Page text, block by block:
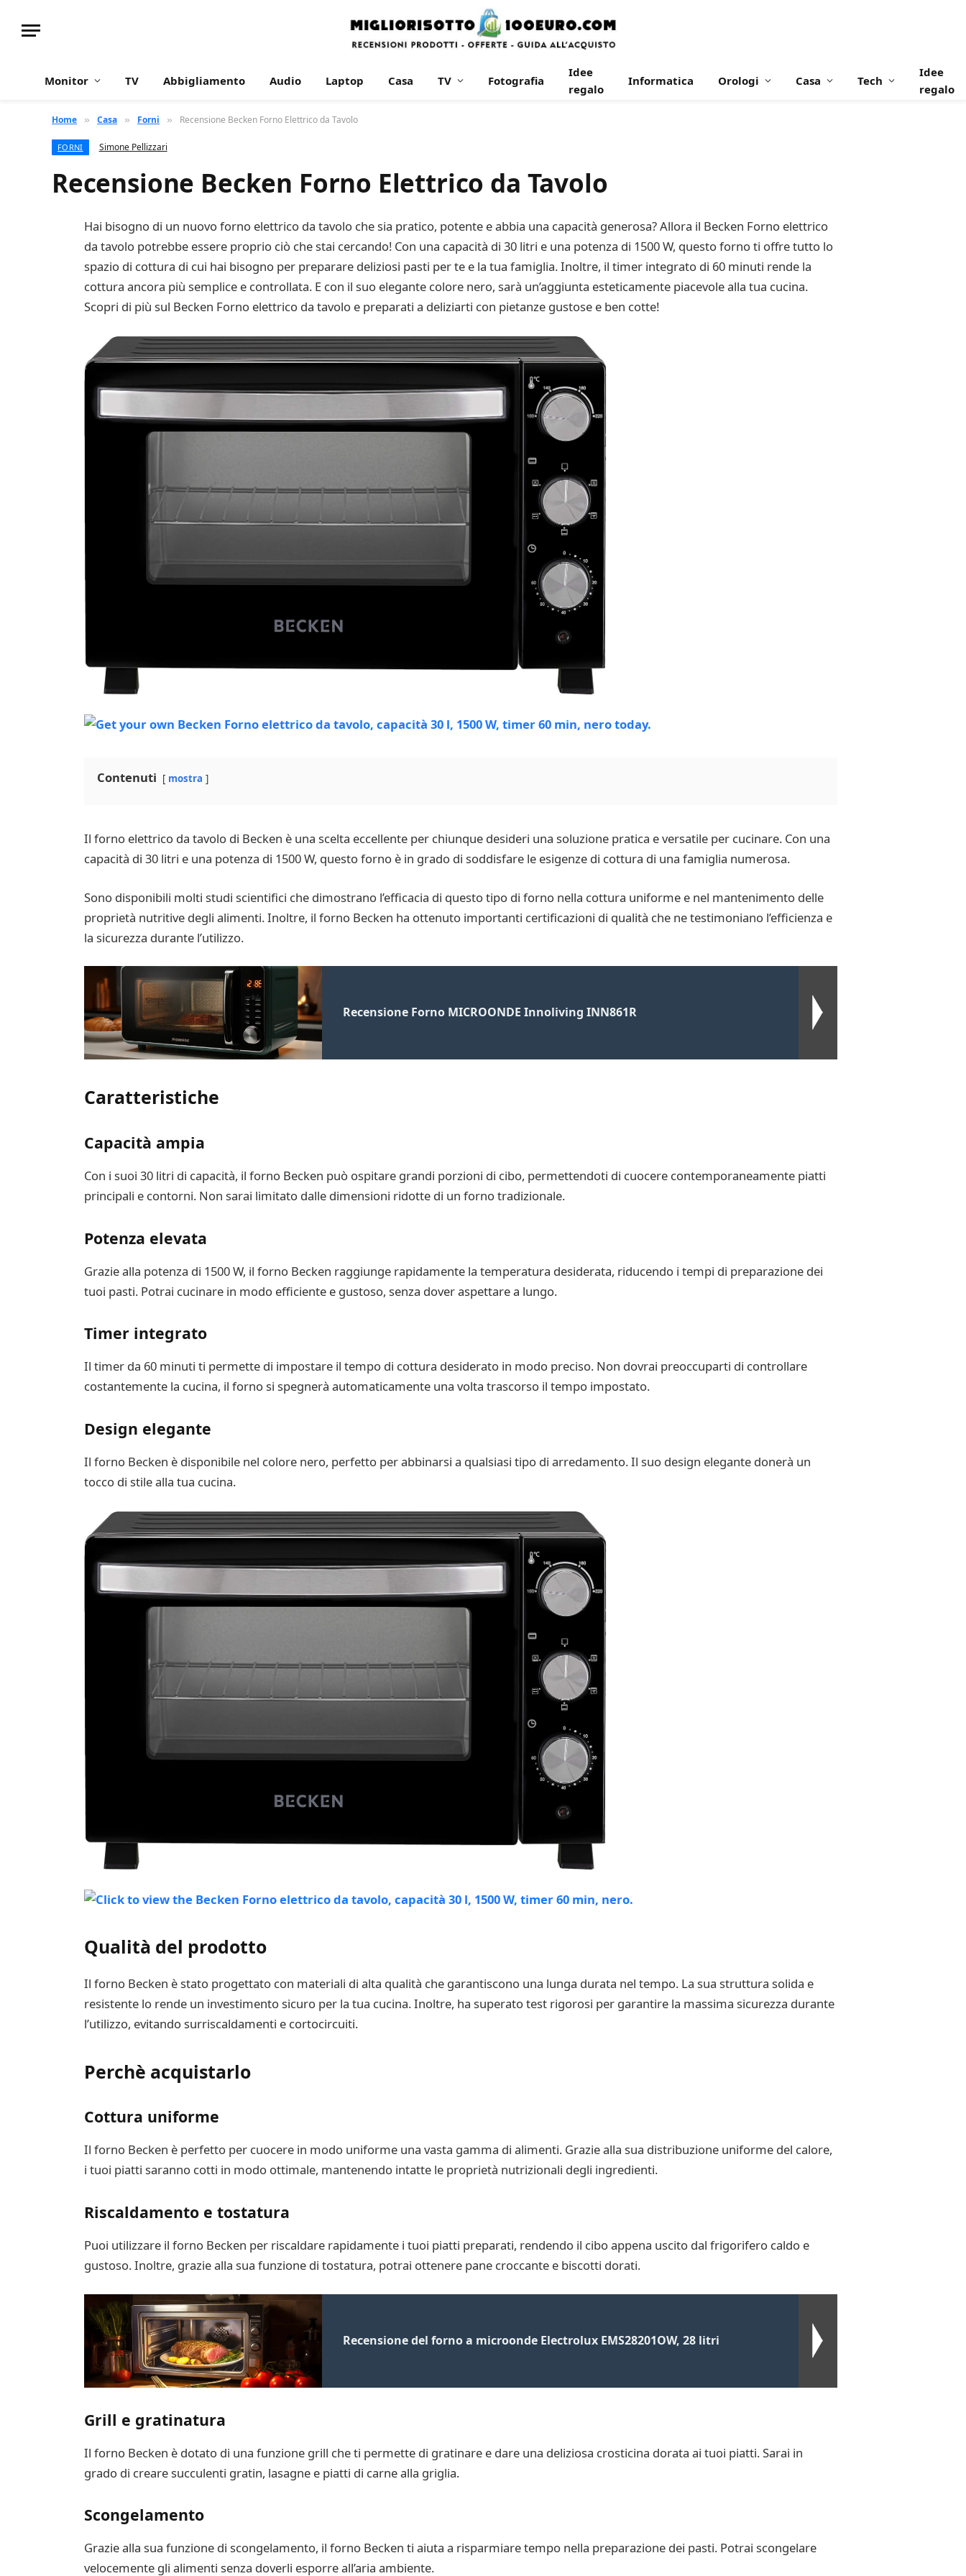
Monitor TV Abbigliamento Audio Laptop Casa TV Fotografia
Idee
regalo
Informatica Orologi Casa Tech
Idee
regalo
Home » Casa » Forni » Recensione Becken Forno Elettrico da Tavolo
FORNI Simone Pellizzari
Recensione Becken Forno Elettrico da Tavolo
Hai bisogno di un nuovo forno elettrico da tavolo che sia pratico, potente e abbia una capacità generosa? Allora il Becken Forno elettrico
da tavolo potrebbe essere proprio ciò che stai cercando! Con una capacità di 30 litri e una potenza di 1500 W, questo forno ti offre tutto lo
spazio di cottura di cui hai bisogno per preparare deliziosi pasti per te e la tua famiglia. Inoltre, il timer integrato di 60 minuti rende la
cottura ancora più semplice e controllata. E con il suo elegante colore nero, sarà un’aggiunta esteticamente piacevole alla tua cucina.
Scopri di più sul Becken Forno elettrico da tavolo e preparati a deliziarti con pietanze gustose e ben cotte!
Contenuti mostra
Il forno elettrico da tavolo di Becken è una scelta eccellente per chiunque desideri una soluzione pratica e versatile per cucinare. Con una
capacità di 30 litri e una potenza di 1500 W, questo forno è in grado di soddisfare le esigenze di cottura di una famiglia numerosa.
Sono disponibili molti studi scientifici che dimostrano l’efficacia di questo tipo di forno nella cottura uniforme e nel mantenimento delle
proprietà nutritive degli alimenti. Inoltre, il forno Becken ha ottenuto importanti certificazioni di qualità che ne testimoniano l’efficienza e
la sicurezza durante l’utilizzo.
Recensione Forno MICROONDE Innoliving INN861R
Caratteristiche
Capacità ampia
Con i suoi 30 litri di capacità, il forno Becken può ospitare grandi porzioni di cibo, permettendoti di cuocere contemporaneamente piatti
principali e contorni. Non sarai limitato dalle dimensioni ridotte di un forno tradizionale.
Potenza elevata
Grazie alla potenza di 1500 W, il forno Becken raggiunge rapidamente la temperatura desiderata, riducendo i tempi di preparazione dei
tuoi pasti. Potrai cucinare in modo efficiente e gustoso, senza dover aspettare a lungo.
Timer integrato
Il timer da 60 minuti ti permette di impostare il tempo di cottura desiderato in modo preciso. Non dovrai preoccuparti di controllare
costantemente la cucina, il forno si spegnerà automaticamente una volta trascorso il tempo impostato.
Design elegante
Il forno Becken è disponibile nel colore nero, perfetto per abbinarsi a qualsiasi tipo di arredamento. Il suo design elegante donerà un
tocco di stile alla tua cucina.
Qualità del prodotto
Il forno Becken è stato progettato con materiali di alta qualità che garantiscono una lunga durata nel tempo. La sua struttura solida e
resistente lo rende un investimento sicuro per la tua cucina. Inoltre, ha superato test rigorosi per garantire la massima sicurezza durante
l’utilizzo, evitando surriscaldamenti e cortocircuiti.
Perchè acquistarlo
Cottura uniforme
Il forno Becken è perfetto per cuocere in modo uniforme una vasta gamma di alimenti. Grazie alla sua distribuzione uniforme del calore,
i tuoi piatti saranno cotti in modo ottimale, mantenendo intatte le proprietà nutrizionali degli ingredienti.
Riscaldamento e tostatura
Puoi utilizzare il forno Becken per riscaldare rapidamente i tuoi piatti preparati, rendendo il cibo appena uscito dal frigorifero caldo e
gustoso. Inoltre, grazie alla sua funzione di tostatura, potrai ottenere pane croccante e biscotti dorati.
Recensione del forno a microonde Electrolux EMS28201OW, 28 litri
Grill e gratinatura
Il forno Becken è dotato di una funzione grill che ti permette di gratinare e dare una deliziosa crosticina dorata ai tuoi piatti. Sarai in
grado di creare succulenti gratin, lasagne e piatti di carne alla griglia.
Scongelamento
Grazie alla sua funzione di scongelamento, il forno Becken ti aiuta a risparmiare tempo nella preparazione dei pasti. Potrai scongelare
velocemente gli alimenti senza doverli esporre all’aria ambiente.